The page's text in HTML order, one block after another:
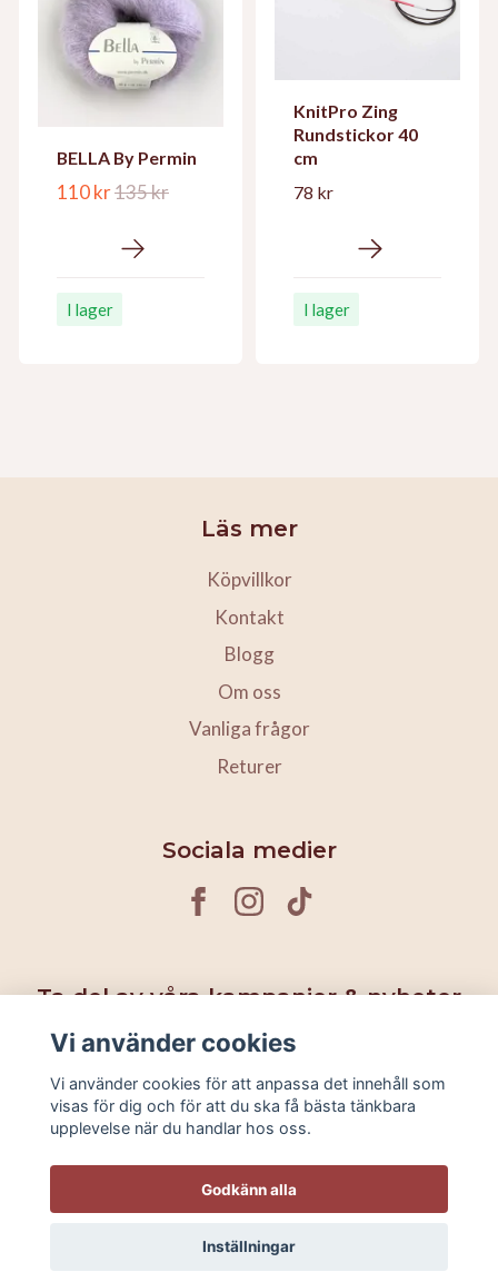
BELLA By Permin
110 kr135 kr
I lager
KnitPro Zing
Rundstickor 40
cm
78 kr
I lager
Läs mer
Köpvillkor
Kontakt
Blogg
Om oss
Vanliga frågor
Returer
Sociala medier
Ta del av våra kampanjer & nyheter
Vi använder cookies
Vi använder cookies för att anpassa det innehåll som
visas för dig och för att du ska få bästa tänkbara
upplevelse när du handlar hos oss.
Godkänn alla
Inställningar